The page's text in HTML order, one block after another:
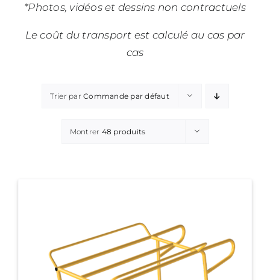
*Photos, vidéos et dessins non contractuels
Le coût du transport est calculé au cas par
cas
Trier parCommande par défaut
Montrer 48 produits